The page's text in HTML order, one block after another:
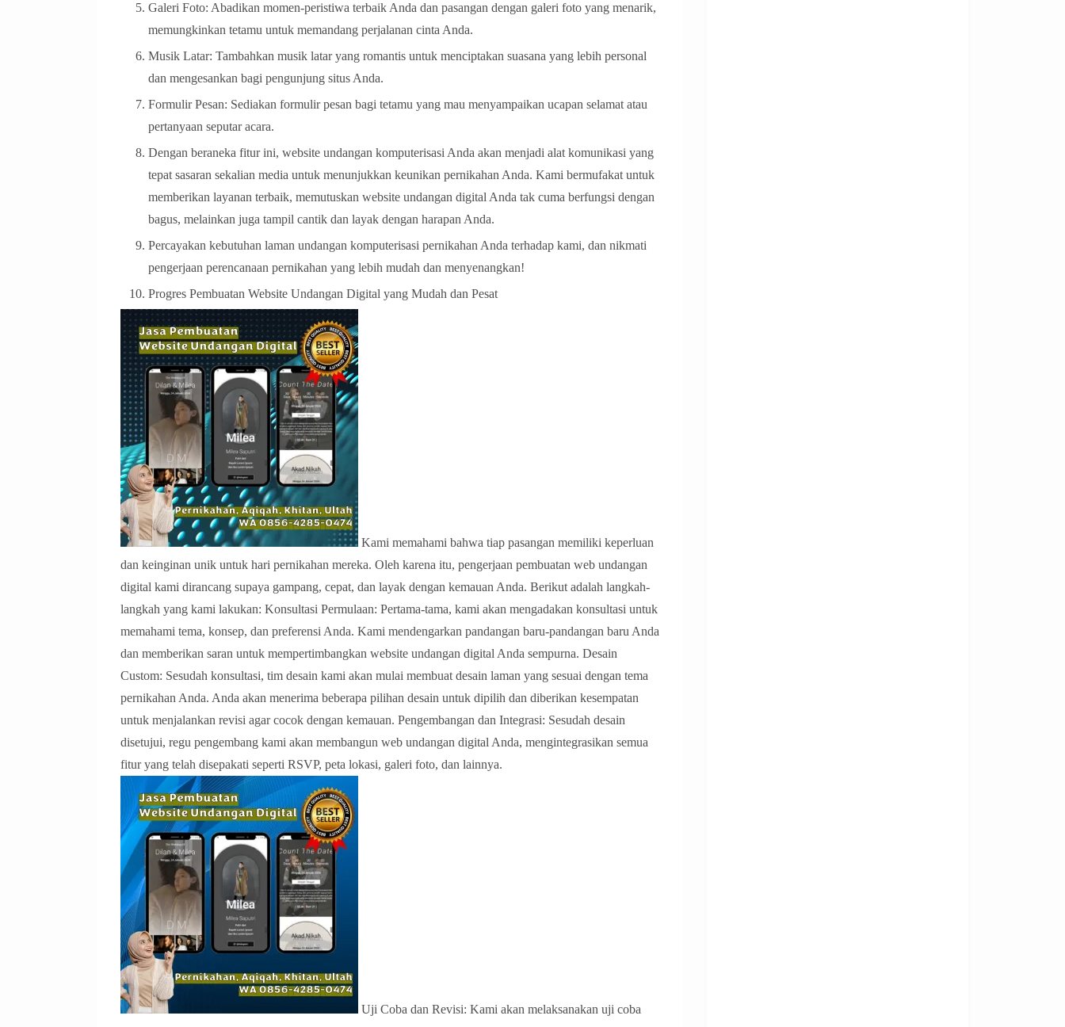
Galeri Foto: Abadikan momen-peristiwa terbaik Anda dan pasangan dengan galeri foto yang menarik,
memungkinkan tetamu untuk memandang perjalanan cinta Anda.
Musik Latar: Tambahkan musik latar yang romantis untuk menciptakan suasana yang lebih personal
dan mengesankan bagi pengunjung situs Anda.
Formulir Pesan: Sediakan formulir pesan bagi tetamu yang mau menyampaikan ucapan selamat atau
pertanyaan seputar acara.
Dengan beraneka fitur ini, website undangan komputerisasi Anda akan menjadi alat komunikasi yang
tepat sasaran sekalian media untuk menunjukkan keunikan pernikahan Anda. Kami bermufakat untuk
memberikan layanan terbaik, memutuskan website undangan digital Anda tak cuma berfungsi dengan
bagus, melainkan juga tampil cantik dan layak dengan harapan Anda.
Percayakan kebutuhan laman undangan komputerisasi pernikahan Anda terhadap kami, dan nikmati
pengerjaan perencanaan pernikahan yang lebih mudah dan menyenangkan!
Progres Pembuatan Website Undangan Digital yang Mudah dan Pesat
Kami memahami bahwa tiap pasangan memiliki keperluan
dan keinginan unik untuk hari pernikahan mereka. Oleh karena itu, pengerjaan pembuatan web undangan
digital kami dirancang supaya gampang, cepat, dan layak dengan kemauan Anda. Berikut adalah langkah-
langkah yang kami lakukan: Konsultasi Permulaan: Pertama-tama, kami akan mengadakan konsultasi untuk
memahami tema, konsep, dan preferensi Anda. Kami mendengarkan pandangan baru-pandangan baru Anda
dan memberikan saran untuk mempertimbangkan website undangan digital Anda sempurna. Desain
Custom: Sesudah konsultasi, tim desain kami akan mulai membuat desain laman yang sesuai dengan tema
pernikahan Anda. Anda akan menerima beberapa pilihan desain untuk dipilih dan diberikan kesempatan
untuk menjalankan revisi agar cocok dengan kemauan. Pengembangan dan Integrasi: Sesudah desain
disetujui, regu pengembang kami akan membangun web undangan digital Anda, mengintegrasikan semua
fitur yang telah disepakati seperti RSVP, peta lokasi, galeri foto, dan lainnya.
Uji Coba dan Revisi: Kami akan melaksanakan uji coba